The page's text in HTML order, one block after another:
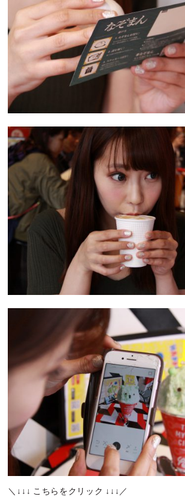
＼↓↓↓ こちらをクリック ↓↓↓／